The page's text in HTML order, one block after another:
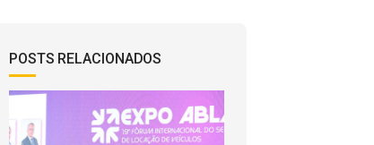
POSTS RELACIONADOS